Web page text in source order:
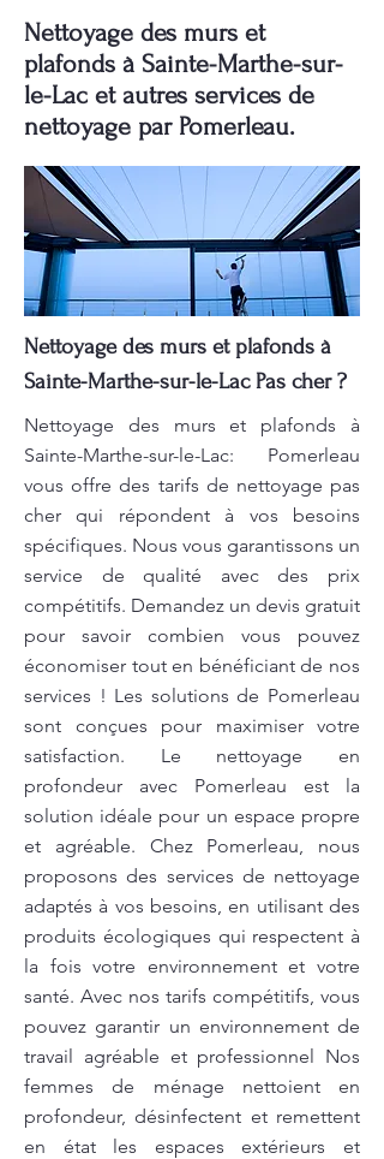
Nettoyage des murs et
plafonds à Sainte-Marthe-sur-
le-Lac et autres services de
nettoyage par Pomerleau.
Nettoyage des murs et plafonds à
Sainte-Marthe-sur-le-Lac Pas cher ?
Nettoyage des murs et plafonds à
Sainte-Marthe-sur-le-Lac: Pomerleau
vous offre des tarifs de nettoyage pas
cher qui répondent à vos besoins
spécifiques. Nous vous garantissons un
service de qualité avec des prix
compétitifs. Demandez un devis gratuit
pour savoir combien vous pouvez
économiser tout en bénéficiant de nos
services ! Les solutions de Pomerleau
sont conçues pour maximiser votre
satisfaction. Le nettoyage en
profondeur avec Pomerleau est la
solution idéale pour un espace propre
et agréable. Chez Pomerleau, nous
proposons des services de nettoyage
adaptés à vos besoins, en utilisant des
produits écologiques qui respectent à
la fois votre environnement et votre
santé. Avec nos tarifs compétitifs, vous
pouvez garantir un environnement de
travail agréable et professionnel Nos
femmes de ménage nettoient en
profondeur, désinfectent et remettent
en état les espaces extérieurs et